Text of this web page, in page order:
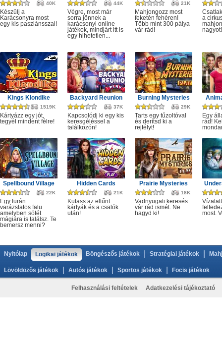
40K
Készülj a
Karácsonyra most
egy kis pasziánsszal!
44K
Végre, most már
sorra jönnek a
karácsonyi online
játékok, mindjárt itt is
egy hihetetlen...
21K
Mahjongozz most
feketén fehéren!
Több mint 300 pálya
vár rád!
a
nagyot!
Kings Klondike
1519K
Kártyázz egy jót,
tegyél mindent félre!
Backyard Reunion
37K
Kapcsolódj ki egy kis
keresgéléssel a
találkozón!
Burning Mysteries
29K
Tarts egy tűzoltóval
és derítsd ki a
rejtélyt!
Egy
rád!
Spellbound Village
22K
Egy furán
varázslatos falu
amelyben sötét
mágiára is találsz. Te
bemersz menni?
Hidden Cards
21K
Kutass az eltűnt
kártyák és a csalók
után!
Prairie Mysteries
18K
Vadnyugati keresés
vár rád ismét. Ne
hagyd ki!
most.
Nyitólap Logikai játékok Böngészős játékok Stratégiai játékok
Lövöldözős játékok Autós játékok Sportos játékok Focis játékok
Felhasználási feltételek Adatkezelési tájékoztató